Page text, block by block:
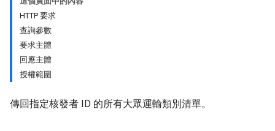
HTTP 要求
查詢參數
要求主體
回應主體
授權範圍
傳回指定核發者 ID 的所有大眾運輸類別清單。